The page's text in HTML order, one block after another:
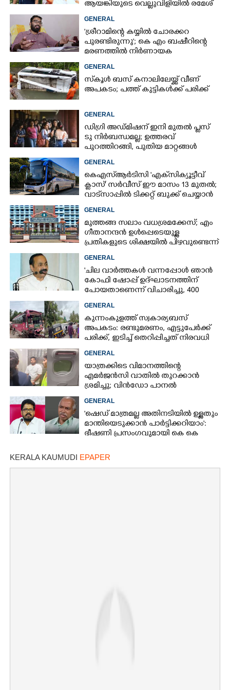
ആയങ്കിയുടെ വെല്ലുവിളിയിൽ രമേശ്
GENERAL
'ശ്രീറാമിന്റെ കയ്യിൽ ചോരക്കറ
പുരണ്ടിരുന്നു'; കെ എം ബഷീറിന്റെ
മരണത്തിൽ നിർണായക
GENERAL
സ്‌കൂൾ ബസ് കനാലിലേയ്ക്ക് വീണ്
അപകടം; പത്ത് കുട്ടികൾക്ക് പരിക്ക്
GENERAL
ഡിഗ്രി അഡ്മിഷന് ഇനി മുതൽ പ്ലസ്
ടു നിർബന്ധമല്ല; ഉത്തരവ്
പുറത്തിറങ്ങി, പുതിയ മാറ്റങ്ങൾ
GENERAL
കെഎസ്‌ആർടിസി 'എക്‌സിക്യൂട്ടീവ്
ക്ളാസ്' സർവീസ് ഈ മാസം 13 മുതൽ;
വാട്‌സാപ്പിൽ ടിക്കറ്റ് ബുക്ക് ചെയ്യാൻ
GENERAL
മുത്തങ്ങ സലാം വധശ്രമക്കേസ്; എം
ഗീതാനന്ദൻ ഉൾപ്പെടെയുള്ള
പ്രതികളുടെ ശിക്ഷയിൽ പിഴവുണ്ടെന്ന്
GENERAL
'ചില വാർത്തകൾ വന്നപ്പോൾ ഞാൻ
കോഫി ഷോപ്പ് ഉദ്ഘാടനത്തിന്
പോയതാണെന്ന് വിചാരിച്ചു, 400
GENERAL
കുന്നംകുളത്ത് സ്വകാര്യബസ്
അപകടം: രണ്ടുമരണം, എട്ടുപേർക്ക്
പരിക്ക്, ഇടിച്ച് തെറിപ്പിച്ചത് നിരവധി
GENERAL
യാത്രക്കിടെ വിമാനത്തിന്റെ
എമർജൻസി വാതിൽ തുറക്കാൻ
ശ്രമിച്ചു; വിൻഡോ പാനൽ
നെടുമ്പാശേരിയിൽ മലയാളി
അറസ്റ്റിൽ
GENERAL
'ഷെഡ് മാത്രമല്ല അതിനടിയിൽ ഉള്ളതും
മാന്തിയെടുക്കാൻ പാർട്ടിക്കറിയാം':
ഭീഷണി പ്രസംഗവുമായി കെ കെ
KERALA KAUMUDI EPAPER